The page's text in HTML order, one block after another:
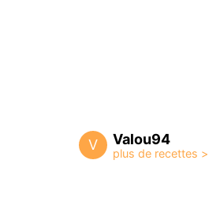
V Valou94